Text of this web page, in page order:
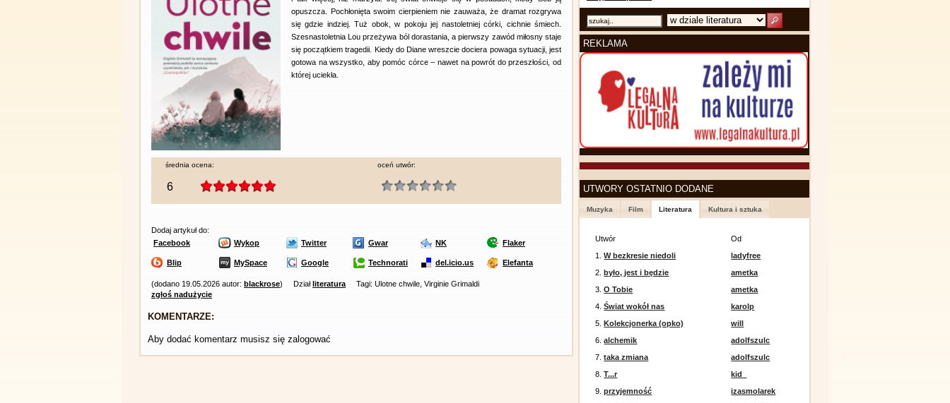
opuszcza. Pochłonięta swoim cierpieniem nie zauważa, że dramat rozgrywa
się gdzie indziej. Tuż obok, w pokoju jej nastoletniej córki, cichnie śmiech.
Szesnastoletnia Lou przeżywa ból dorastania, a pierwszy zawód miłosny staje
się początkiem tragedii. Kiedy do Diane wreszcie dociera powaga sytuacji, jest
gotowa na wszystko, aby pomóc córce – nawet na powrót do przeszłości, od
której uciekła.
średnia ocena:
6
oceń utwór:
Dodaj artykuł do:
Facebook
Wykop Twitter Gwar NK Flaker
Blip MySpace Google Technorati del.icio.us Elefanta
(dodano 19.05.2026 autor: blackrose) Działliteratura
Tagi: Ulotne chwile, Virginie Grimaldi
zgłoś nadużycie
KOMENTARZE:
Aby dodać komentarz musisz się zalogować
REKLAMA
UTWORY OSTATNIO DODANE
Muzyka Film Literatura Kultura i sztuka
Utwór
Od
1.W bezkresie niedoli
ladyfree
2.było, jest i będzie
ametka
3.O Tobie
ametka
4.Świat wokół nas
karolp
5.Kolekcjonerka (opko)
will
6.alchemik
adolfszulc
7.taka zmiana
adolfszulc
8.T...r
kid_
9.przyjemność
izasmolarek